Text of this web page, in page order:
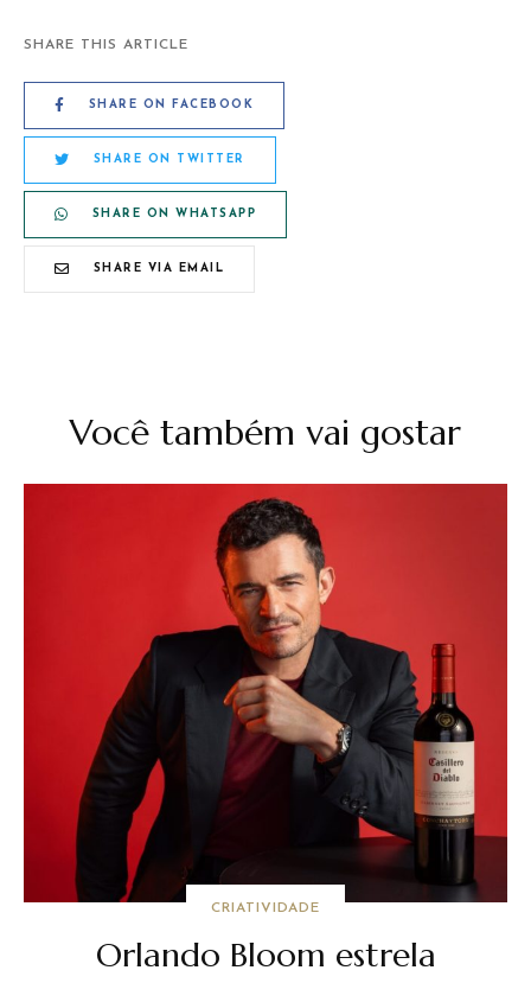
SHARE THIS ARTICLE
SHARE ON FACEBOOK
SHARE ON TWITTER
SHARE ON WHATSAPP
SHARE VIA EMAIL
Você também vai gostar
CRIATIVIDADE
Orlando Bloom estrela